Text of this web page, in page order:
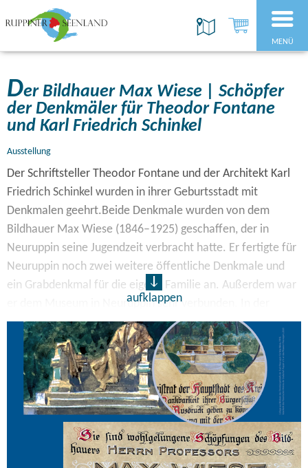
MENÜ
Der Bildhauer Max Wiese | Schöpfer
der Denkmäler für Theodor Fontane
und Karl Friedrich Schinkel
Ausstellung
Der Schriftsteller Theodor Fontane und der Architekt Karl
Friedrich Schinkel wurden in ihrer Geburtsstadt mit
Denkmalen geehrt.Beide Denkmale wurden von dem
Bildhauer Max Wiese (1846–1925) geschaffen, der in
Neuruppin seine Jugendzeit verbracht hatte. Er fertigte für
Neuruppin noch zwei weitere öffentliche Denkmale und
ein Grabdenkmal für die eigene Familie an. Außerdem war
er dem Museum in Neuruppin sehr verbunden. In der
Ausstellung anlässlich seines 100. Todestages im Jahr 2025
erinnern Dokumente und Objekte aus der
Museumssammlung sowie Leihgaben an einen Künstler, der
Neuruppin zu Beginn des 20. Jahrhunderts mitgestaltete.
Die Ausstellung entstand in Kooperation des Museums mit
der Karl-Friedrich-Schinkel-Gesellschaft e.V.
aufklappen